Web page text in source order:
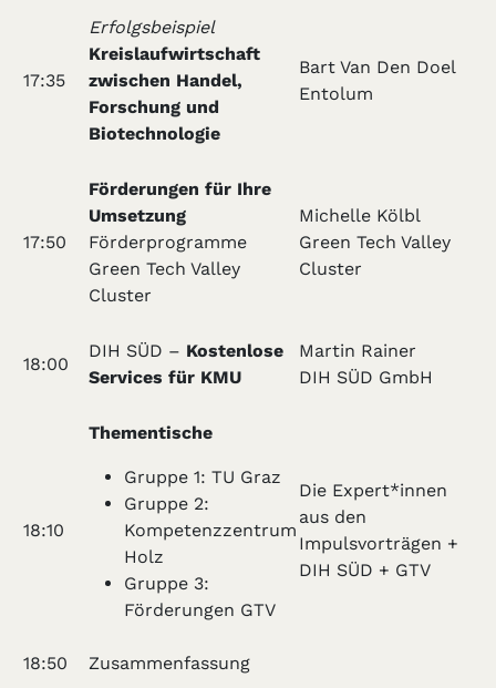
17:35
Erfolgsbeispiel
Kreislaufwirtschaft
zwischen Handel,
Forschung und
Biotechnologie
Bart Van Den Doel
Entolum
17:50
Förderungen für Ihre
Umsetzung
Förderprogramme
Green Tech Valley
Cluster
Michelle Kölbl
Green Tech Valley
Cluster
18:00
DIH SÜD – Kostenlose
Services für KMU
Martin Rainer
DIH SÜD GmbH
18:10
Thementische
Gruppe 1: TU Graz
Gruppe 2:
Kompetenzzentrum
Holz
Gruppe 3:
Förderungen GTV
Die Expert*innen
aus den
Impulsvorträgen +
DIH SÜD + GTV
18:50 Zusammenfassung